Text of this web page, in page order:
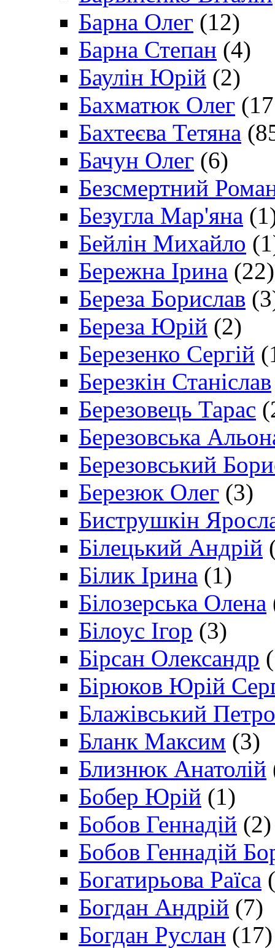
Барна Олег (12)
Барна Степан (4)
Баулін Юрій (2)
Бахматюк Олег
Бахтеєва Тетяна
Бачун Олег (6)
Безсмертний
Безугла Мар'яна
Бейлін Михайло
Бережна Ірина (22)
Береза Борислав
Береза Юрій (2)
Березенко Сергій
Березкін Станіслав
Березовець Тарас
Березовська
Березовський
Березюк Олег (3)
Биструшкін
Білецький Андрій
Білик Ірина (1)
Білозерська Олена
Білоус Ігор (3)
Бірсан Олександр
Бірюков Юрій
Блажівський Петро
Бланк Максим (3)
Близнюк Анатолій
Бобер Юрій (1)
Бобов Геннадій (2)
Бобов Геннадій
Богатирьова Раїса
Богдан Андрій (7)
Богдан Руслан (17)